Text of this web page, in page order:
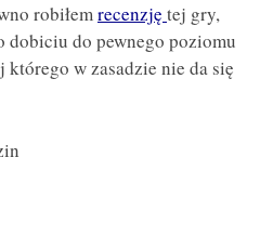
robiłemrecenzję tej gry,
dobiciu do pewnego poziomu
w zasadzie nie da się